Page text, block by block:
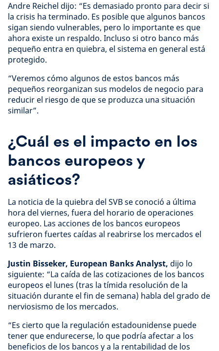
Andre Reichel dijo: “Es demasiado pronto para decir si
la crisis ha terminado. Es posible que algunos bancos
sigan siendo vulnerables, pero lo importante es que
ahora existe un respaldo. Incluso si otro banco más
pequeño entra en quiebra, el sistema en general está
protegido.
“Veremos cómo algunos de estos bancos más
pequeños reorganizan sus modelos de negocio para
reducir el riesgo de que se produzca una situación
similar”.
¿Cuál es el impacto en los
bancos europeos y
asiáticos?
La noticia de la quiebra del SVB se conoció a última
hora del viernes, fuera del horario de operaciones
europeo. Las acciones de los bancos europeos
sufrieron fuertes caídas al reabrirse los mercados el
13 de marzo.
Justin Bisseker, European Banks Analyst, dijo lo
siguiente: “La caída de las cotizaciones de los bancos
europeos el lunes (tras la tímida resolución de la
situación durante el fin de semana) habla del grado de
nerviosismo de los mercados.
“Es cierto que la regulación estadounidense puede
tener que endurecerse, lo que podría afectar a los
beneficios de los bancos y a la rentabilidad de los